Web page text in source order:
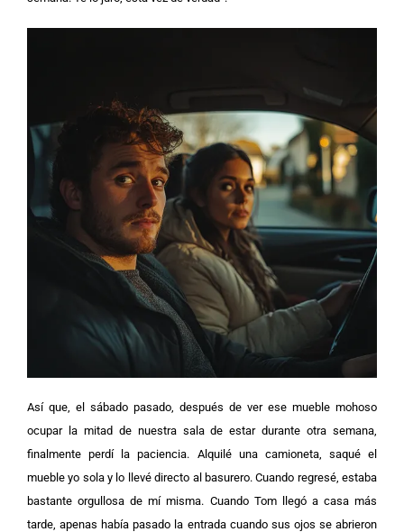
Así que, el sábado pasado, después de ver ese mueble mohoso
ocupar la mitad de nuestra sala de estar durante otra semana,
finalmente perdí la paciencia. Alquilé una camioneta, saqué el
mueble yo sola y lo llevé directo al basurero. Cuando regresé, estaba
bastante orgullosa de mí misma. Cuando Tom llegó a casa más
tarde, apenas había pasado la entrada cuando sus ojos se abrieron